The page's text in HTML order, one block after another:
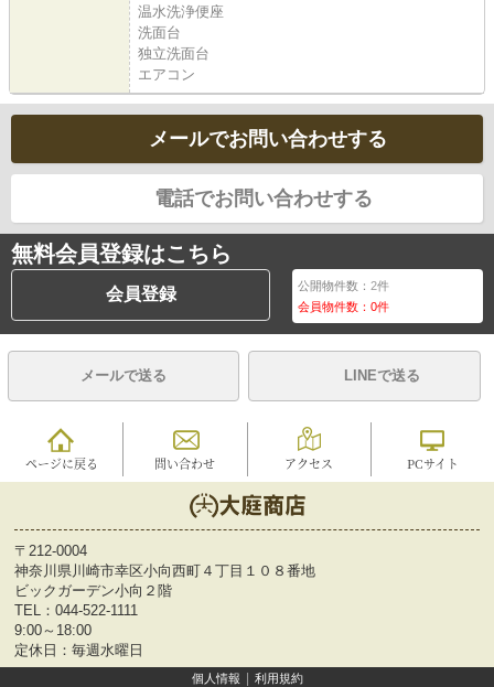
温水洗浄便座
洗面台
独立洗面台
エアコン
メールでお問い合わせする
電話でお問い合わせする
無料会員登録はこちら
会員登録 公開物件数：2件
会員物件数：0件
メールで送る LINEで送る
ページに戻る 問い合わせ アクセス PCサイト
〒212-0004
神奈川県川崎市幸区小向西町４丁目１０８番地
ビックガーデン小向２階
TEL： 044-522-1111
9:00～18:00
定休日：毎週水曜日
個人情報 利用規約